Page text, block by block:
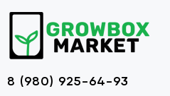
8 (980) 925-64-93